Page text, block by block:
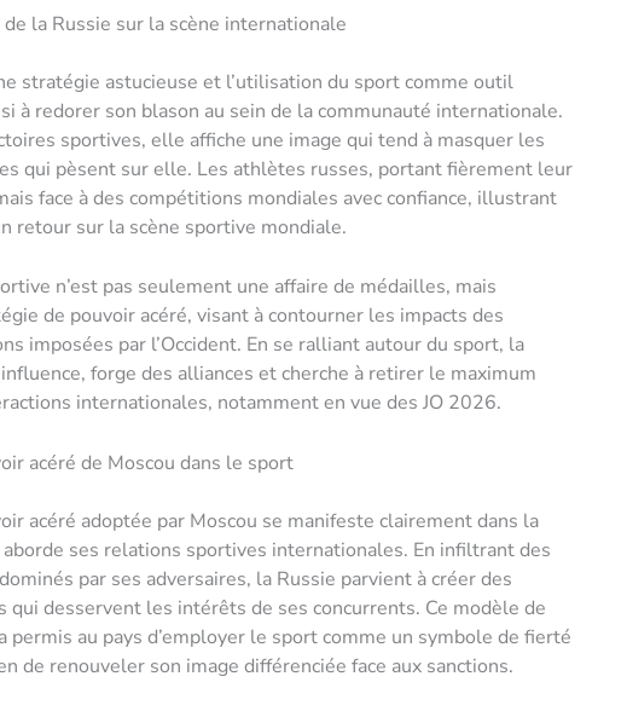
de la Russie sur la scène internationale
stratégie astucieuse et l’utilisation du sport comme outil
à redorer son blason au sein de la communauté internationale.
sportives, elle affiche une image qui tend à masquer les
qui pèsent sur elle. Les athlètes russes, portant fièrement leur
face à des compétitions mondiales avec confiance, illustrant
retour sur la scène sportive mondiale.
n’est pas seulement une affaire de médailles, mais
de pouvoir acéré, visant à contourner les impacts des
imposées par l’Occident. En se ralliant autour du sport, la
forge des alliances et cherche à retirer le maximum
internationales, notamment en vue des JO 2026.
acéré de Moscou dans le sport
acéré adoptée par Moscou se manifeste clairement dans la
ses relations sportives internationales. En infiltrant des
par ses adversaires, la Russie parvient à créer des
qui desservent les intérêts de ses concurrents. Ce modèle de
au pays d’employer le sport comme un symbole de fierté
de renouveler son image différenciée face aux sanctions.